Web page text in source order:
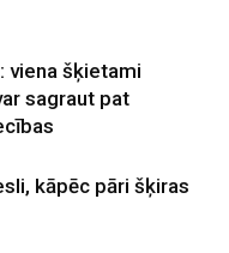
viena šķietami
sagraut pat
kāpēc pāri šķiras